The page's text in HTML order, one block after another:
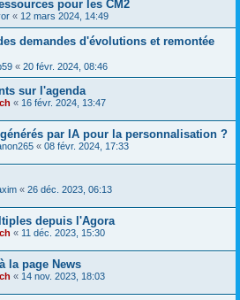
pour les CM2
« 12 mars 2024, 14:49
demandes d'évolutions et remontée
« 20 févr. 2024, 08:46
sur l'agenda
« 16 févr. 2024, 13:47
par IA pour la personnalisation ?
« 08 févr. 2024, 17:33
« 26 déc. 2023, 06:13
depuis l'Agora
« 11 déc. 2023, 15:30
la page News
« 14 nov. 2023, 18:03